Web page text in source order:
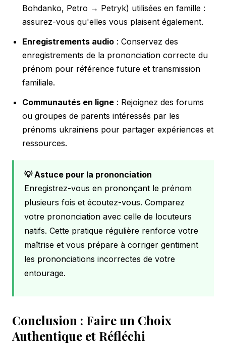
Bohdanko, Petro → Petryk) utilisées en famille :
assurez-vous qu'elles vous plaisent également.
Enregistrements audio : Conservez des
enregistrements de la prononciation correcte du
prénom pour référence future et transmission
familiale.
Communautés en ligne : Rejoignez des forums
ou groupes de parents intéressés par les
prénoms ukrainiens pour partager expériences et
ressources.
💡 Astuce pour la prononciation
Enregistrez-vous en prononçant le prénom
plusieurs fois et écoutez-vous. Comparez
votre prononciation avec celle de locuteurs
natifs. Cette pratique régulière renforce votre
maîtrise et vous prépare à corriger gentiment
les prononciations incorrectes de votre
entourage.
Conclusion : Faire un Choix
Authentique et Réfléchi